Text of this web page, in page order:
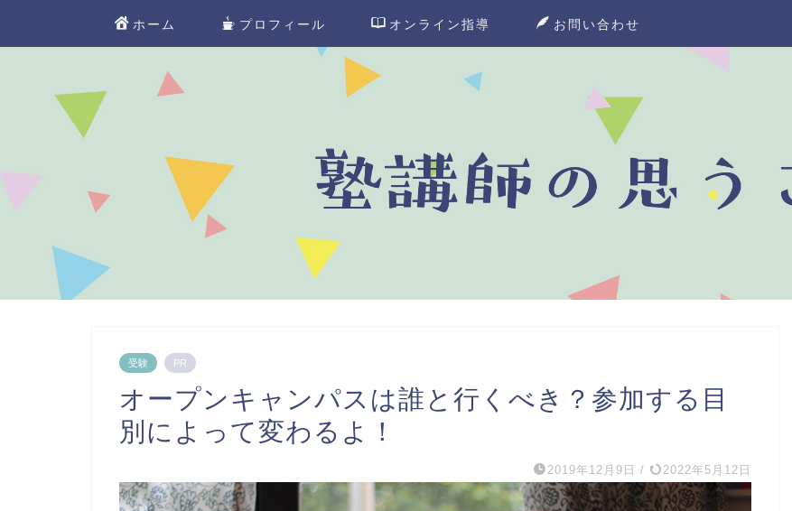
ホーム プロフィール オンライン指導 お問い合わせ
受験 PR
オープンキャンパスは誰と行くべき？参加する目
別によって変わるよ！
2019年12月9日 / 2022年5月12日